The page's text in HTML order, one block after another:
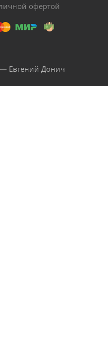
офертой
— Евгений Донич